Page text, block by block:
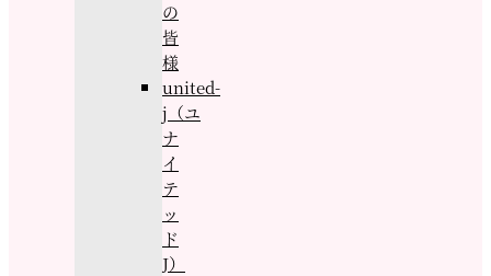
の
皆
様
united-
j（ユ
ナ
イ
テ
ッ
ド
J）